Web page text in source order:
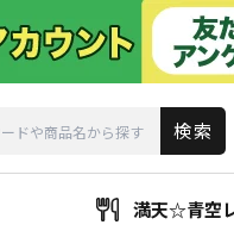
満天☆青空